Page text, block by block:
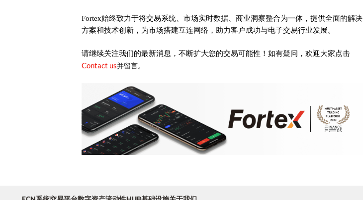
Fortex始终致力于将交易系统、市场实时数据、商业洞察整合为一体，提供全面的解决
方案和技术创新，为市场搭建互连网络，助力客户成功与电子交易行业发展。
请继续关注我们的最新消息，不断扩大您的交易可能性！如有疑问，欢迎大家点击
Contact us并留言。